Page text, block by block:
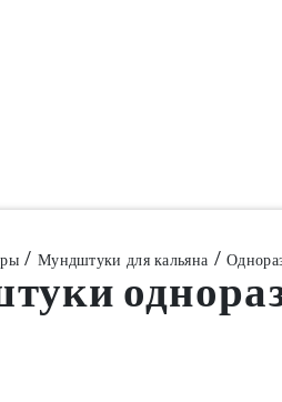
/ Мундштуки для кальяна /